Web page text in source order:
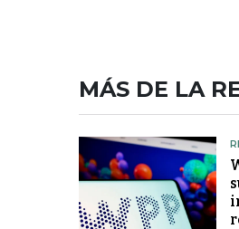
MÁS DE LA